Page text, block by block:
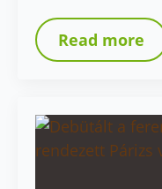
Read more